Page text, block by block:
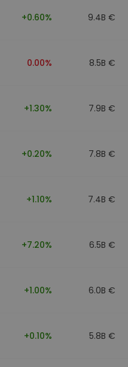
+0.60% 9.4B €
0.00% 8.5B €
+1.30% 7.9B €
+0.20% 7.8B €
+1.10% 7.4B €
+7.20% 6.5B €
+1.00% 6.0B €
+0.10% 5.8B €